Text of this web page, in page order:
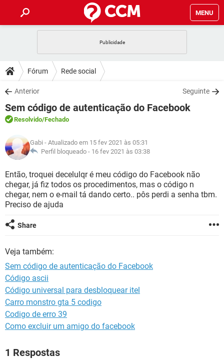
MENU
CELULAR
OUTLOOK
INSTAGRAM GMAIL
GUIA DE COMPRAS
DICAS
JOGOS
OUTLOOK
GUIA DE COMPRAS
DOWNLOADS
JOGOS WHATSAPP
CELULAR
OUTLOOK EXCEL
INSTAGRAM
GUIA DE COMPRAS
FÓRUM
CELULAR FACEBOOK
INSTAGRAM GMAIL
GUIA DE COMPRAS
GLOSSÁRIO
JOGOS
CELULAR FACEBOOK
OUTLOOK EXCEL
GUIA DE COMPRAS
Fórum Rede social
Anterior Seguinte
Sem código de autenticação do Facebook
Resolvido/Fechado
Gabi - Atualizado em 15 fev 2021 às 05:31
Perfil bloqueado - 16 fev 2021 às 03:38
Então, troquei decelulqr é meu código do Facebook não
chegar, já fiz todos os procedimentos, mas o código n
chegar, nem o e-mail tá dando certo.. pôs perdi a senha tbm.
Preciso de ajuda
Share
Veja também:
Sem código de autenticação do Facebook
Código ascii
Código universal para desbloquear itel
Carro monstro gta 5 codigo
Codigo de erro 39
Como excluir um amigo do facebook
1 Respostas